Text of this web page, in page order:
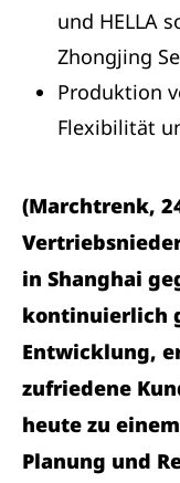
und HELLA
Zhongjing
Produktion
Flexibilität
(Marchtrenk,
in Shanghai
kontinuierlich
Entwicklung,
zufriedene
heute zu
Planung und